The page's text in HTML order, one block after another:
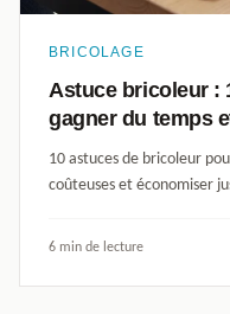
BRICOLAGE
Astuce bricoleur :
gagner du temps
10 astuces de bricoleur
coûteuses et économiser
6 min de lecture